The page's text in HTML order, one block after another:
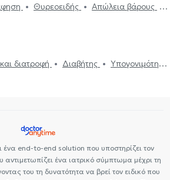
Θυρεοειδής
Απώλεια βάρους
Δίαιτα και διατροφή
Παχυσαρκία
διατροφή Διαβήτης
Υπογονιμότητα
end-to-end solution που υποστηρίζει τον
ένα ιατρικό σύμπτωμα μέχρι τη
του τη δυνατότητα να βρεί τον ειδικό που